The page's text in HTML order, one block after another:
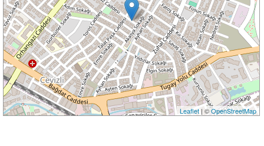
Leaflet| ©OpenStreetMap